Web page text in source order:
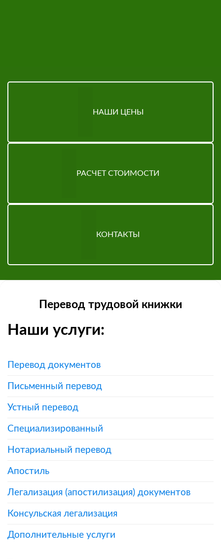
НАШИ ЦЕНЫ
РАСЧЕТ СТОИМОСТИ
КОНТАКТЫ
Перевод трудовой книжки
Наши услуги:
Перевод документов
Письменный перевод
Устный перевод
Специализированный
Нотариальный перевод
Апостиль
Легализация (апостилизация) документов
Консульская легализация
Дополнительные услуги